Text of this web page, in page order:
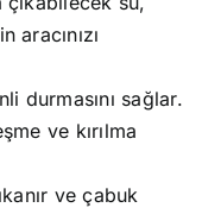
durmasını sağlar.
ve kırılma
ve çabuk